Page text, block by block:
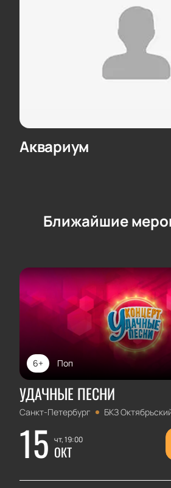
Аквариум
Ближайшие
Поп
6+
УДАЧНЫЕ ПЕСНИ
Санкт-Петербург БКЗ
15 чт, 19:00
ОКТ